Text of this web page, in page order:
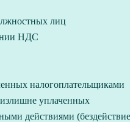
лиц
НДС
налогоплательщиками
уплаченных
действиями